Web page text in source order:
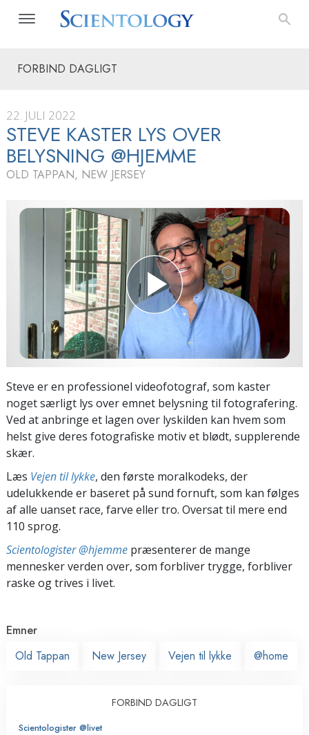
FORBIND DAGLIGT
22. JULI 2022
STEVE KASTER LYS OVER
BELYSNING @HJEMME
OLD TAPPAN, NEW JERSEY
Steve er en professionel videofotograf, som kaster
noget særligt lys over emnet belysning til fotografering.
Ved at anbringe et lagen over lyskilden kan hvem som
helst give deres fotografiske motiv et blødt, supplerende
skær.
Læs Vejen til lykke, den første moralkodeks, der
udelukkende er baseret på sund fornuft, som kan følges
af alle uanset race, farve eller tro. Oversat til mere end
110 sprog.
Scientologister @hjemme præsenterer de mange
mennesker verden over, som forbliver trygge, forbliver
raske og trives i livet.
Emner
Old Tappan
New Jersey Vejen til lykke @home
FORBIND DAGLIGT
Scientologister @livet